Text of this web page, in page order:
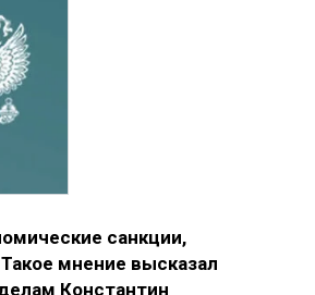
санкции,
мнение высказал
Константин